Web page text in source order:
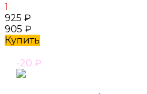
1
925 ₽
905 ₽
Купить
-20 ₽